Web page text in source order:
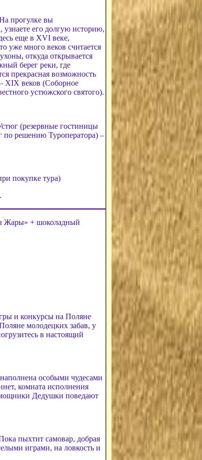
прогулке вы
узнаете его долгую историю,
еще в XVI веке,
уже много веков считается
откуда открывается
берег реки, где
прекрасная возможность
XIX веков (Соборное
устюжского святого).
(резервные гостиницы
по решению Туроператора) –
покупке тура)
+ шоколадный
и конкурсы на Поляне
молодецких забав, у
в настоящий
особыми чудесами
комната исполнения
Дедушки поведают
пыхтит самовар, добрая
играми, на ловкость и